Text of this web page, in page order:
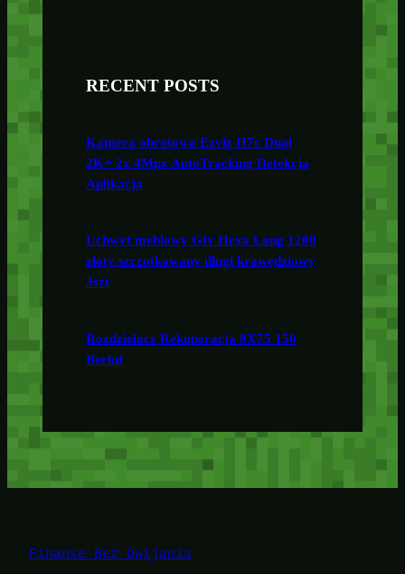
RECENT POSTS
Kamera obrotowa Ezviz H7c Dual
2K+ 2x 4Mpx AutoTracking Detekcja
Aplikacja
Uchwyt meblowy Gtv Hexa Long 1200
złoty szczotkowany długi krawędziowy
3szt
Rozdzielacz Rekuperacja 8X75 150
Berluf
Finanse Bez Owijania